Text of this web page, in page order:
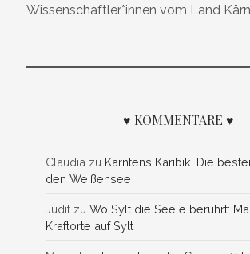
Wissenschaftler*innen vom Land
♥ KOMMENTARE ♥
Claudia zu Kärntens Karibik: Die
den Weißensee
Judit zuWo Sylt die Seele berührt:
Kraftorte auf Sylt